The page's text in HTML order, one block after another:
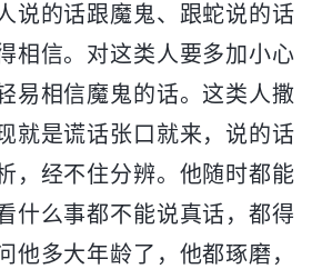
说的话跟魔鬼、跟蛇说的话
相信。对这类人要多加小心
易相信魔鬼的话。这类人撒
就是谎话张口就来，说的话
，经不住分辨。他随时都能
什么事都不能说真话，都得
他多大年龄了，他都琢磨，